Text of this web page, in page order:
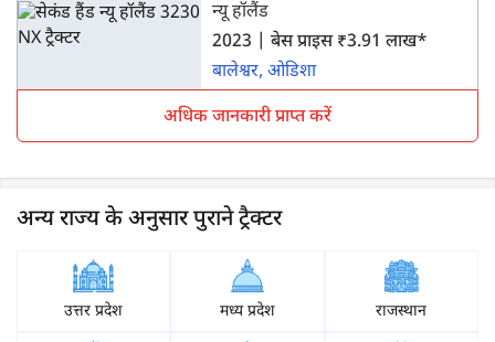
न्यू हॉलैंड
2023 | बेस प्राइस ₹3.91 लाख*
बालेश्वर, ओडिशा
अधिक जानकारी प्राप्त करें
अन्य राज्य के अनुसार पुराने ट्रैक्टर
उत्तर प्रदेश मध्य प्रदेश राजस्थान